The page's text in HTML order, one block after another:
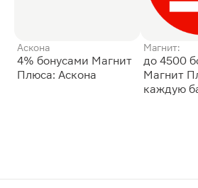
Аскона
4% бонусами Магнит
Плюса: Аскона
Магнит:
до 4500
Магнит
каждую